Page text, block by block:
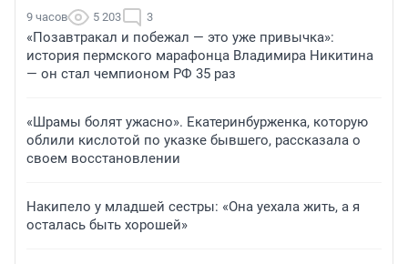
9 часов 5 203 3
«Позавтракал и побежал — это уже привычка»:
история пермского марафонца Владимира Никитина
— он стал чемпионом РФ 35 раз
«Шрамы болят ужасно». Екатеринбурженка, которую
облили кислотой по указке бывшего, рассказала о
своем восстановлении
Накипело у младшей сестры: «Она уехала жить, а я
осталась быть хорошей»